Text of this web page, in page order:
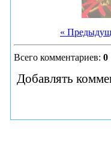
«
Всего комментариев: 0
Добавлять